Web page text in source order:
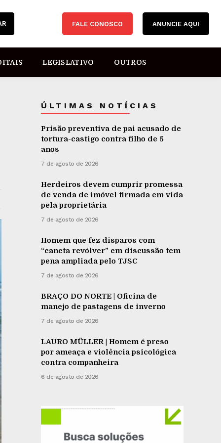
FALE CONOSCO ANUNCIE AQUI
LEGISLATIVO OUTROS
ÚLTIMAS NOTÍCIAS
Prisão preventiva de pai acusado de
tortura-castigo contra filho de 5
anos
7 de agosto de 2026
Herdeiros devem cumprir promessa
de venda de imóvel firmada em vida
pela proprietária
7 de agosto de 2026
Homem que fez disparos com
“caneta revólver” em discussão tem
pena ampliada pelo TJSC
7 de agosto de 2026
BRAÇO DO NORTE | Oficina de
manejo de pastagens de inverno
7 de agosto de 2026
LAURO MÜLLER | Homem é preso
por ameaça e violência psicológica
contra companheira
6 de agosto de 2026